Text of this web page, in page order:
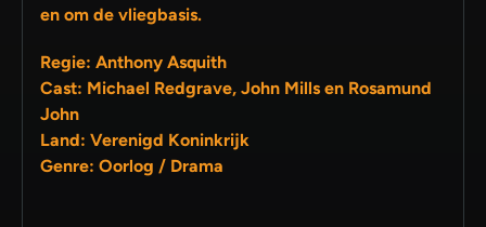
en om de vliegbasis.
Regie: Anthony Asquith
Cast: Michael Redgrave, John Mills en Rosamund
John
Land: Verenigd Koninkrijk
Genre: Oorlog / Drama